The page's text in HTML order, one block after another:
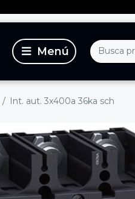
Int. aut. 3x400a 36ka sch